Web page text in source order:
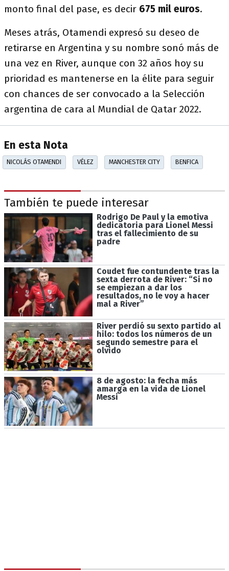
monto final del pase, es decir 675 mil euros.
Meses atrás, Otamendi expresó su deseo de
retirarse en Argentina y su nombre sonó más de
una vez en River, aunque con 32 años hoy su
prioridad es mantenerse en la élite para seguir
con chances de ser convocado a la Selección
argentina de cara al Mundial de Qatar 2022.
En esta Nota
NICOLÁS OTAMENDI VÉLEZ MANCHESTER CITY BENFICA
También te puede interesar
Rodrigo De Paul y la emotiva
dedicatoria para Lionel Messi
tras el fallecimiento de su
padre
Coudet fue contundente tras la
sexta derrota de River: “Si no
se empiezan a dar los
resultados, no le voy a hacer
mal a River”
River perdió su sexto partido al
hilo: todos los números de un
segundo semestre para el
olvido
8 de agosto: la fecha más
amarga en la vida de Lionel
Messi